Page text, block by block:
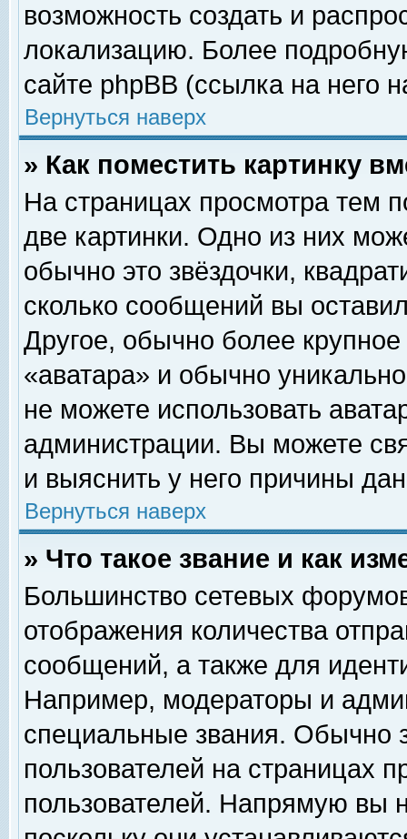
возможность создать и
локализацию. Более
сайте phpBB (ссылка на него
Вернуться наверх
» Как поместить картинку
На страницах просмотра тем
две картинки. Одно из них
обычно это звёздочки,
сколько сообщений вы
Другое, обычно более
«аватара» и обычно
не можете использовать
администрации. Вы можете
и выяснить у него причины
Вернуться наверх
» Что такое звание и как
Большинство сетевых
отображения количества
сообщений, а также для
Например, модераторы и
специальные звания. Обычно
пользователей на страницах
пользователей. Напрямую вы